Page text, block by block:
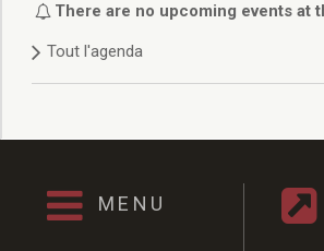
Délibérations 2020
Délibérations 2019
Délibérations 2018
Délibérations 2014
Délibérations 2013
There are no upcoming events at
Tout l'agenda
MENU